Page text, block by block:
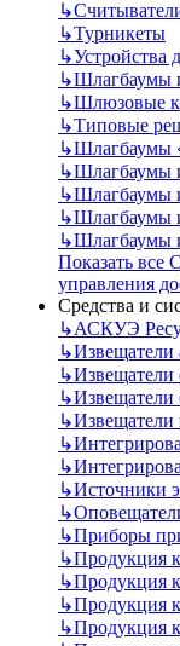
↳
↳Турникеты
↳Устройства
↳Шлагбаумы
↳Шлюзовые
↳Типовые
↳Шлагбаумы
↳Шлагбаумы
↳Шлагбаумы
↳Шлагбаумы
↳Шлагбаумы
Показать все
управления
Средства и
↳АСКУЭ
↳Извещатели
↳Извещатели
↳
↳
↳
↳
↳Источники
↳
↳Приборы
↳Продукция
↳Продукция
↳Продукция
↳Продукция